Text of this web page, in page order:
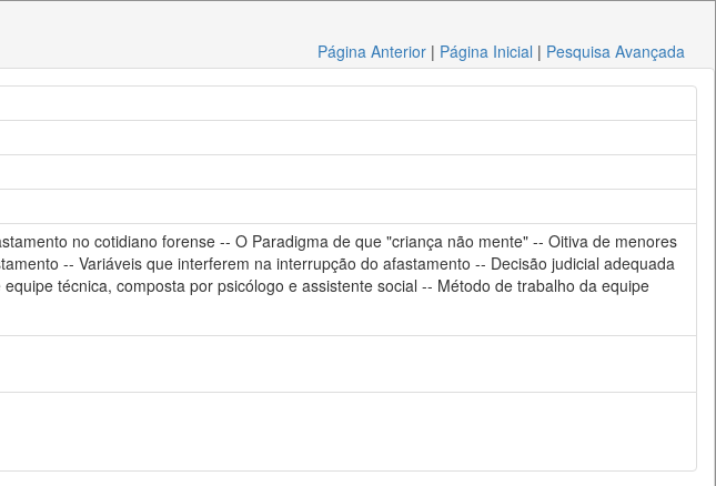
Página Anterior | Página Inicial | Pesquisa Avançada
no cotidiano forense -- O Paradigma de que "criança não mente" -- Oitiva de menores
-- Variáveis que interferem na interrupção do afastamento -- Decisão judicial adequada
técnica, composta por psicólogo e assistente social -- Método de trabalho da equipe